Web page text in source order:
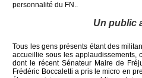
personnalité du FN..
Un public
Tous les gens présents étant des
accueillie sous les applaudissements,
dont le récent Sénateur Maire de
Frédéric Boccaletti a pris le micro en